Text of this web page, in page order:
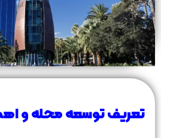
تعریف توسعه محله و